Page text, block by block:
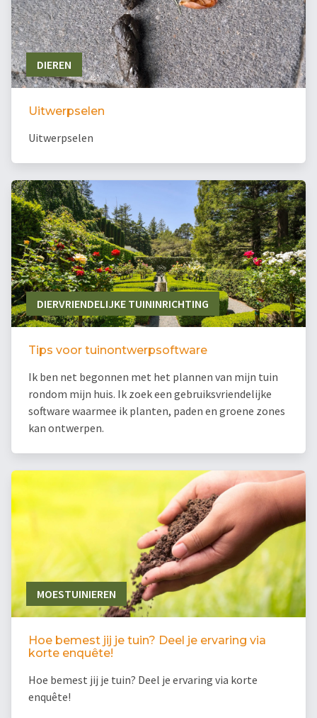
DIEREN
Uitwerpselen
Uitwerpselen
DIERVRIENDELIJKE TUININRICHTING
Tips voor tuinontwerpsoftware
Ik ben net begonnen met het plannen van mijn tuin
rondom mijn huis. Ik zoek een gebruiksvriendelijke
software waarmee ik planten, paden en groene zones
kan ontwerpen.
MOESTUINIEREN
Hoe bemest jij je tuin? Deel je ervaring via
korte enquête!
Hoe bemest jij je tuin? Deel je ervaring via korte
enquête!